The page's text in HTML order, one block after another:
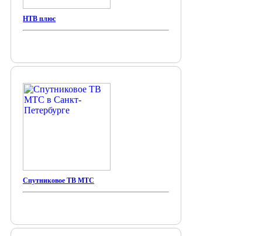
НТВ плюс
Спутниковое ТВ МТС